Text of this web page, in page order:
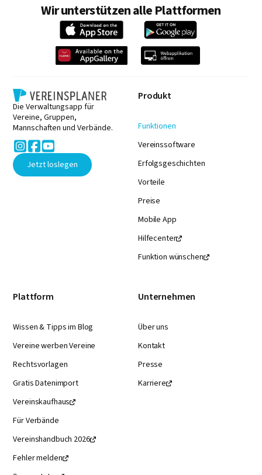
Wir unterstützen alle Plattformen
Die Verwaltungsapp für
Vereine, Gruppen,
Mannschaften und Verbände.

Jetzt loslegen
Produkt
Funktionen
Vereinssoftware
Erfolgsgeschichten
Vorteile
Preise
Mobile App
Hilfecenter
Funktion wünschen
Plattform
Wissen & Tipps im Blog
Vereine werben Vereine
Rechtsvorlagen
Gratis Datenimport
Vereinskaufhaus
Für Verbände
Vereinshandbuch 2026
Fehler melden
Unternehmen
Über uns
Kontakt
Presse
Karriere